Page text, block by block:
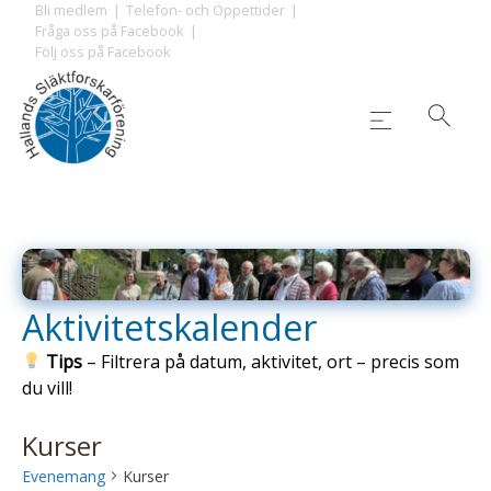
content
Bli medlem
Telefon- och Öppettider
Fråga oss på Facebook
Följ oss på Facebook
Aktivitetskalender
Tips– Filtrera på datum, aktivitet, ort – precis som
du vill!
Kurser
Evenemang Kurser